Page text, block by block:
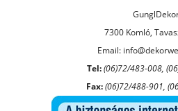
7300 Komló,
Email:
Tel:(06)72/483-008,
Fax: (06)72/488-901,